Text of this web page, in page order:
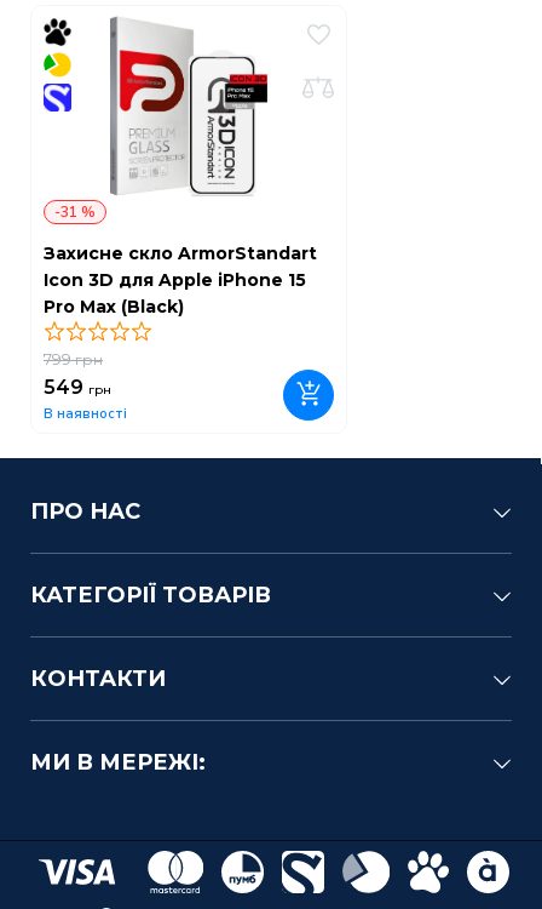
-31 %
Захисне скло ArmorStandart
Icon 3D для Apple iPhone 15
Pro Max (Black)
799грн
549 грн
В наявності
ПРО НАС
КАТЕГОРІЇ ТОВАРІВ
КОНТАКТИ
МИ В МЕРЕЖІ: